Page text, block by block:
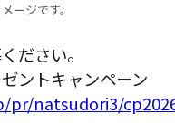
ージです。
ださい。
ントキャンペーン
pr/natsudori3/